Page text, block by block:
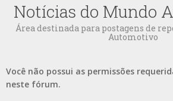
Notícias do Mundo
Área destinada para postagens de
Automotivo
Você não possui as permissões
neste fórum.